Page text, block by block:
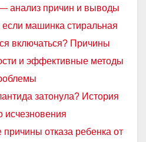
анализ причин и выводы
если машинка стиральная
включаться? Причины
и эффективные методы
затонула? История
исчезновения
отказа ребенка от